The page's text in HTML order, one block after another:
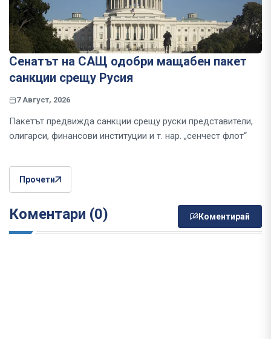
Сенатът на САЩ одобри мащабен пакет
санкции срещу Русия
7 Август, 2026
Пакетът предвижда санкции срещу руски представители,
олигарси, финансови институции и т. нар. „сенчест флот“
Прочети
Коментари (0) Коментирай